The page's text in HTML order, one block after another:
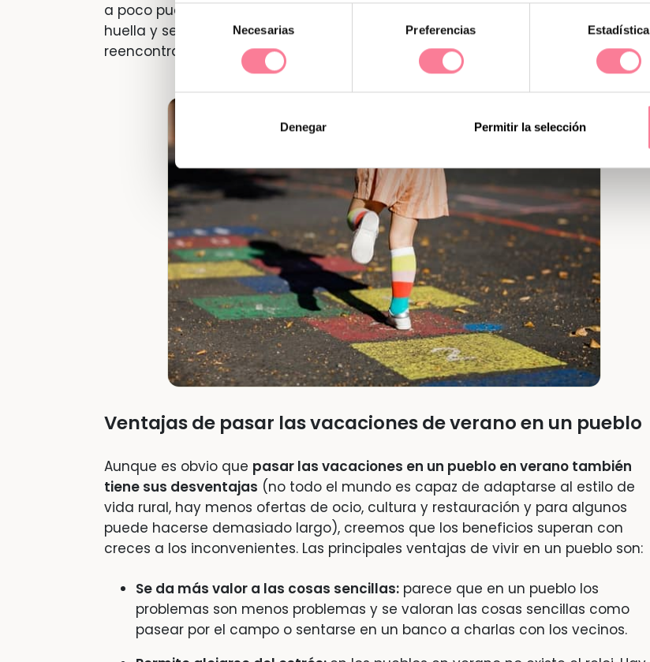
Selección
de
consentimiento
Necesarias Preferencias Estadística
Denegar Permitir la selección
a poco puede surgir una bonita amistad. Además, esas amistades suelen dejar
huella y se pueden recuperar al verano siguiente, cuando vuelven a
reencontrarse.
Ventajas de pasar las vacaciones de verano en un pueblo
Aunque es obvio que pasar las vacaciones en un pueblo en verano también
tiene sus desventajas (no todo el mundo es capaz de adaptarse al estilo de
vida rural, hay menos ofertas de ocio, cultura y restauración y para algunos
puede hacerse demasiado largo), creemos que los beneficios superan con
creces a los inconvenientes. Las principales ventajas de vivir en un pueblo son:
Se da más valor a las cosas sencillas: parece que en un pueblo los
problemas son menos problemas y se valoran las cosas sencillas como
pasear por el campo o sentarse en un banco a charlas con los vecinos.